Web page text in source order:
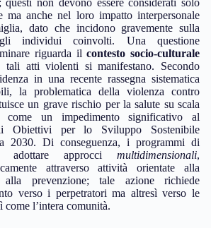
ma anche nel loro impatto interpersonale
dato che incidono gravemente sulla
individui coinvolti. Una questione
riguarda ilcontesto socio-culturale
tali atti violenti si manifestano. Secondo
in una recente rassegna sistematica
la problematica della violenza contro
un grave rischio per la salute su scala
come un impedimento significativo al
Obiettivi per lo Sviluppo Sostenibile
2030. Di conseguenza, i programmi di
adottare approcci multidimensionali,
attraverso attività orientate alla
alla prevenzione; tale azione richiede
verso i perpetratori ma altresì verso le
l’intera comunità.